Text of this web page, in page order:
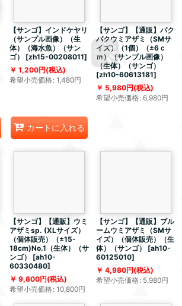
【サンゴ】インドケヤリ
（サンプル画像）（生
体）（海水魚）（サン
ゴ）
[zh15-00208011]
1,200円(税込)
希望小売価格: 1,480円
カートに入れる
【サンゴ】【通販】パク
パクウミアザミ（SMサ
イズ）（1個）（±6ｃ
ｍ）（サンプル画像）
（生体）（サンゴ）
[zh10-60613181]
5,980円(税込)
希望小売価格: 6,980円
【サンゴ】【通販】ウミ
アザミsp. (XLサイズ）
（個体販売）（±15-
18cm)No.1（生体）（サ
ンゴ）
[ah10-
60330480]
9,800円(税込)
希望小売価格: 10,800円
【サンゴ】【通販】ブル
ームウミアザミ（SMサ
イズ）（個体販売）（生
体）（サンゴ）
[ah10-
60125010]
4,980円(税込)
希望小売価格: 5,980円